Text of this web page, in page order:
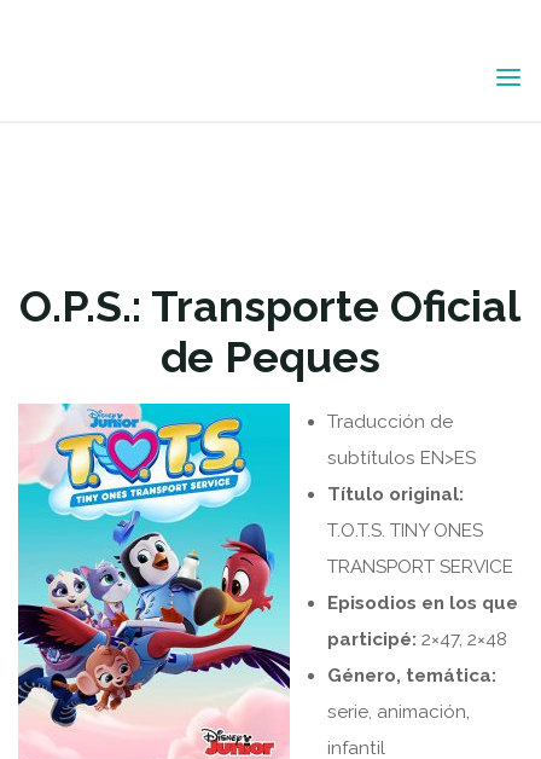
Subtítulos EN>ES; serie infantil
O.P.S.: Transporte Oficial
de Peques
Traducción de
subtítulos EN>ES
Título original:
T.O.T.S. TINY ONES
TRANSPORT SERVICE
Episodios en los que
participé: 2×47, 2×48
Género, temática:
serie, animación,
infantil